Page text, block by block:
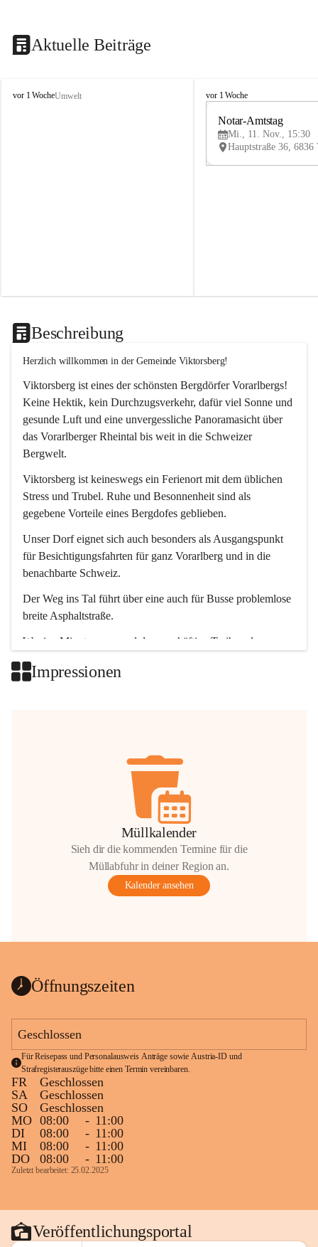
Aktuelle Beiträge
V
vor 1 WocheUmwelt
V
vor 1 Woche
Notar-Amtstag
Mi., 11. Nov., 15:30
Beschreibung
Herzlich willkommen in der Gemeinde Viktorsberg!
Viktorsberg ist eines der schönsten Bergdörfer Vorarlbergs!
Keine Hektik, kein Durchzugsverkehr, dafür viel Sonne und
gesunde Luft und eine unvergessliche Panoramasicht über
das Vorarlberger Rheintal bis weit in die Schweizer
Bergwelt.
Viktorsberg ist keineswegs ein Ferienort mit dem üblichen
Stress und Trubel. Ruhe und Besonnenheit sind als
gegebene Vorteile eines Bergdofes geblieben.
Unser Dorf eignet sich auch besonders als Ausgangspunkt
für Besichtigungsfahrten für ganz Vorarlberg und in die
benachbarte Schweiz.
Der Weg ins Tal führt über eine auch für Busse problemlose
breite Asphaltstraße.
Wenige Minuten nur, und das geschäftige Treiben der
Impressionen
Müllkalender
Sieh dir die kommenden Termine für die
Müllabfuhr in deiner Region an.
Kalender ansehen
Öffnungszeiten
Geschlossen
Für Reisepass und Personalausweis Anträge sowie Austria-ID und
Strafregisterauszüge bitte einen Termin vereinbaren.
FR
Geschlossen
SA
Geschlossen
SO
Geschlossen
MO 08:00 - 11:00
DI
08:00 - 11:00
MI
08:00 - 11:00
DO
08:00 - 11:00
Zuletzt bearbeitet: 25.02.2025
Veröffentlichungsportal